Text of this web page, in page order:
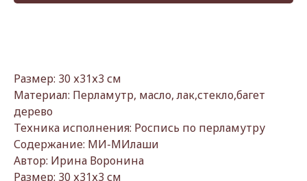
Размер: 30 х31х3 см
Материал: Перламутр, масло, лак,стекло,багет
дерево
Техника исполнения: Роспись по перламутру
Содержание: МИ-МИлаши
Автор: Ирина Воронина
Размер: 30 х31х3 см